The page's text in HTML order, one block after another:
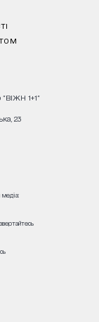
"ВІЖН 1+1"
23
медіа: